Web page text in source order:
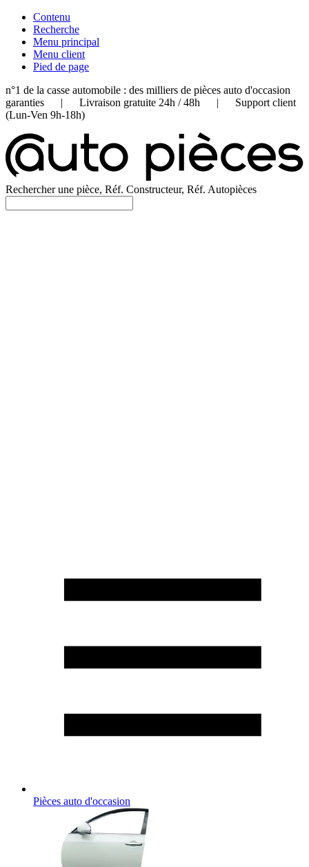
Contenu
Recherche
Menu principal
Menu client
Pied de page
n°1 de la casse automobile : des milliers de pièces auto d'occasion
garanties | Livraison gratuite 24h / 48h | Support client
(Lun-Ven 9h-18h)
Rechercher une pièce, Réf. Constructeur, Réf. Autopièces
Pièces auto d'occasion